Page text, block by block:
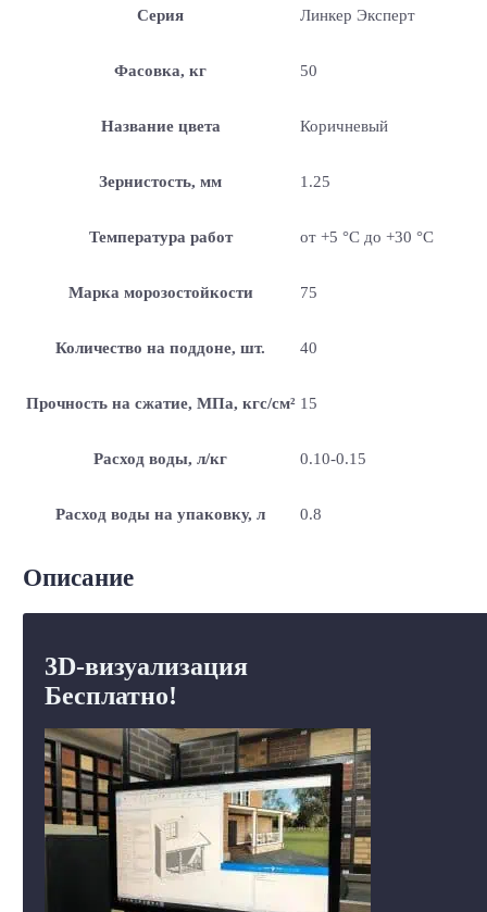
Серия Линкер Эксперт
Фасовка, кг 50
Название цвета Коричневый
Зернистость, мм 1.25
Температура работ от +5 °С до +30 °С
Марка морозостойкости 75
Количество на поддоне, шт. 40
Прочность на сжатие, МПа, кгс/см² 15
Расход воды, л/кг 0.10-0.15
Расход воды на упаковку, л 0.8
Описание
3D-визуализация
Бесплатно!